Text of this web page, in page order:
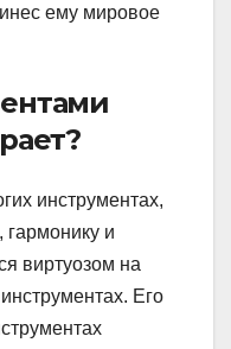
ему мировое
инструментах,
гармонику и
виртуозом на
Его